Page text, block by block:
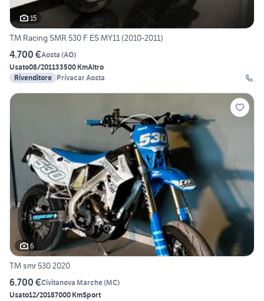
15
TM Racing SMR 530 F ES MY11 (2010-2011)
4.700 €Aosta (AO)
Usato08/201133500 KmAltro
Rivenditore Privacar Aosta
6
TM smr 530 2020
6.700 €Civitanova Marche(MC)
Usato12/20187000 KmSport